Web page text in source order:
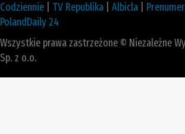
Codziennie
TV Republika Albicla
PolandDaily 24
Wszystkie prawa zastrzeżone © Niezależne
Sp. z o.o.